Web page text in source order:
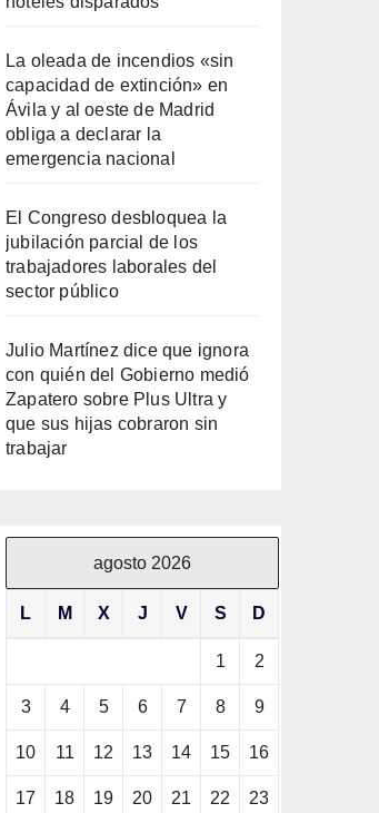
La oleada de incendios «sin
capacidad de extinción» en
Ávila y al oeste de Madrid
obliga a declarar la
emergencia nacional
El Congreso desbloquea la
jubilación parcial de los
trabajadores laborales del
sector público
Julio Martínez dice que ignora
con quién del Gobierno medió
Zapatero sobre Plus Ultra y
que sus hijas cobraron sin
trabajar
agosto 2026
L M X J V S D
1 2
3 4 5 6 7 8 9
10 11 12 13 14 15 16
17 18 19 20 21 22 23